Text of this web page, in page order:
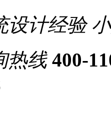
设计经验
热线 400-